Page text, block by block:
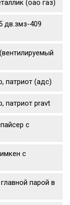
(оао газ)
дв.змз-409
патриот (адс)
патриот pravt
с
с
парой в